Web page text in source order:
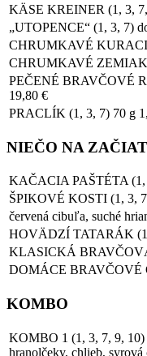
KÄSE KREINER (1, 3, 7,
„UTOPENCE“ (1, 3, 7)
CHRUMKAVÉ
CHRUMKAVÉ
PEČENÉ BRAVČOVÉ
19,80 €
PRACLÍK (1, 3, 7) 70 g
NIEČO NA
KAČACIA PAŠTÉTA (1,
ŠPIKOVÉ KOSTI (1, 3,
červená cibuľa, suché
HOVÄDZÍ TATARÁK (1,
KLASICKÁ BRAVČOVÁ
DOMÁCE BRAVČOVÉ
KOMBO
KOMBO 1 (1, 3, 7, 9, 10)
hranolčeky, chlieb, syrová